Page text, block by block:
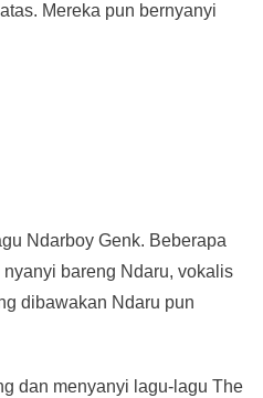
Mereka pun bernyanyi
Ndarboy Genk. Beberapa
bareng Ndaru, vokalis
dibawakan Ndaru pun
dan menyanyi lagu-lagu The